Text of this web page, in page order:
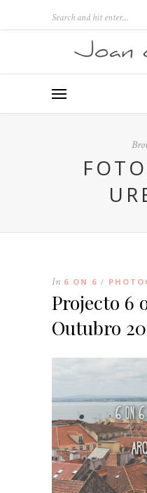
In 6 ON 6 /
Projecto 6
Outubro